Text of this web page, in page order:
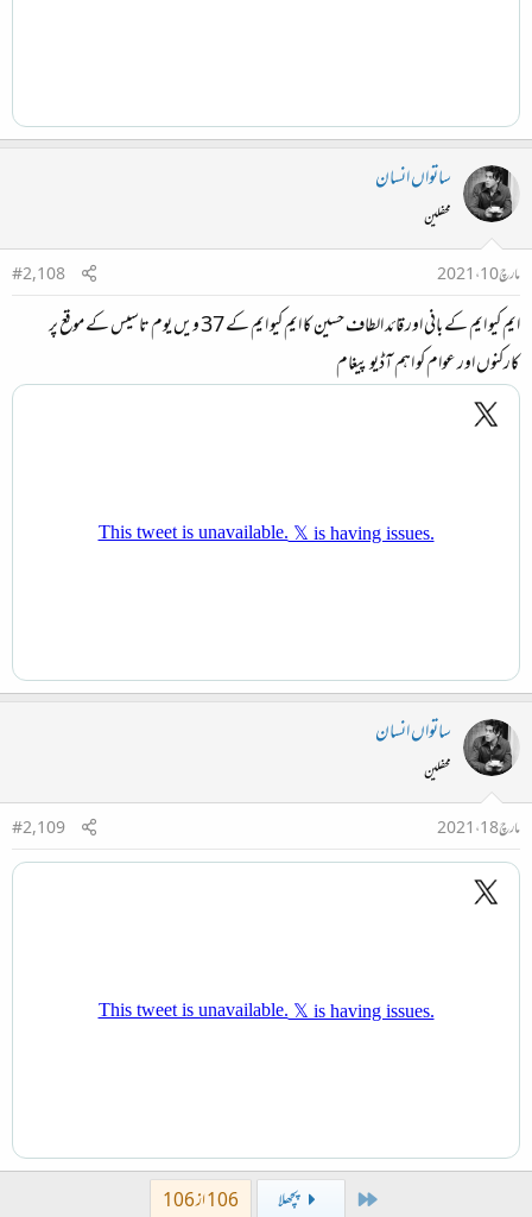
ساتواں انسان
محفلین
مارچ 10، 2021
#2,108
ایم کیو ایم کے بانی اور قائد الطاف حسین کا ایم کیو ایم کے 37 ویں یوم تاسیس کے موقع پر
کارکنوں اور عوام کو اہم آڈیو پیغام
ساتواں انسان
محفلین
مارچ 18، 2021
#2,109
First پچھلا 106 از 106